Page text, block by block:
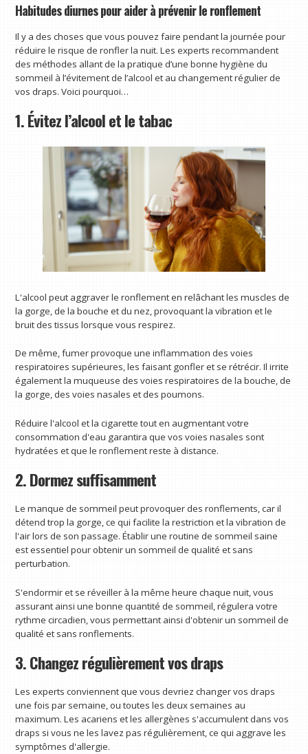
Habitudes diurnes pour aider à prévenir le ronflement
Il y a des choses que vous pouvez faire pendant la journée pour
réduire le risque de ronfler la nuit. Les experts recommandent
des méthodes allant de la pratique d’une bonne hygiène du
sommeil à l’évitement de l’alcool et au changement régulier de
vos draps. Voici pourquoi…
1. Évitez l’alcool et le tabac
L'alcool peut aggraver le ronflement en relâchant les muscles de
la gorge, de la bouche et du nez, provoquant la vibration et le
bruit des tissus lorsque vous respirez.
De même, fumer provoque une inflammation des voies
respiratoires supérieures, les faisant gonfler et se rétrécir. Il irrite
également la muqueuse des voies respiratoires de la bouche, de
la gorge, des voies nasales et des poumons.
Réduire l'alcool et la cigarette tout en augmentant votre
consommation d'eau garantira que vos voies nasales sont
hydratées et que le ronflement reste à distance.
2. Dormez suffisamment
Le manque de sommeil peut provoquer des ronflements, car il
détend trop la gorge, ce qui facilite la restriction et la vibration de
l'air lors de son passage. Établir une routine de sommeil saine
est essentiel pour obtenir un sommeil de qualité et sans
perturbation.
S'endormir et se réveiller à la même heure chaque nuit, vous
assurant ainsi une bonne quantité de sommeil, régulera votre
rythme circadien, vous permettant ainsi d'obtenir un sommeil de
qualité et sans ronflements.
3. Changez régulièrement vos draps
Les experts conviennent que vous devriez changer vos draps
une fois par semaine, ou toutes les deux semaines au
maximum. Les acariens et les allergènes s'accumulent dans vos
draps si vous ne les lavez pas régulièrement, ce qui aggrave les
symptômes d'allergie.